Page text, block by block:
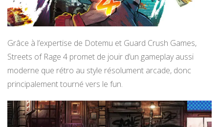
Grâce à l’expertise de Dotemu et Guard Crush Games,
Streets of Rage 4 promet de jouir d’un gameplay aussi
moderne que rétro au style résolument arcade, donc
principalement tourné vers le fun.